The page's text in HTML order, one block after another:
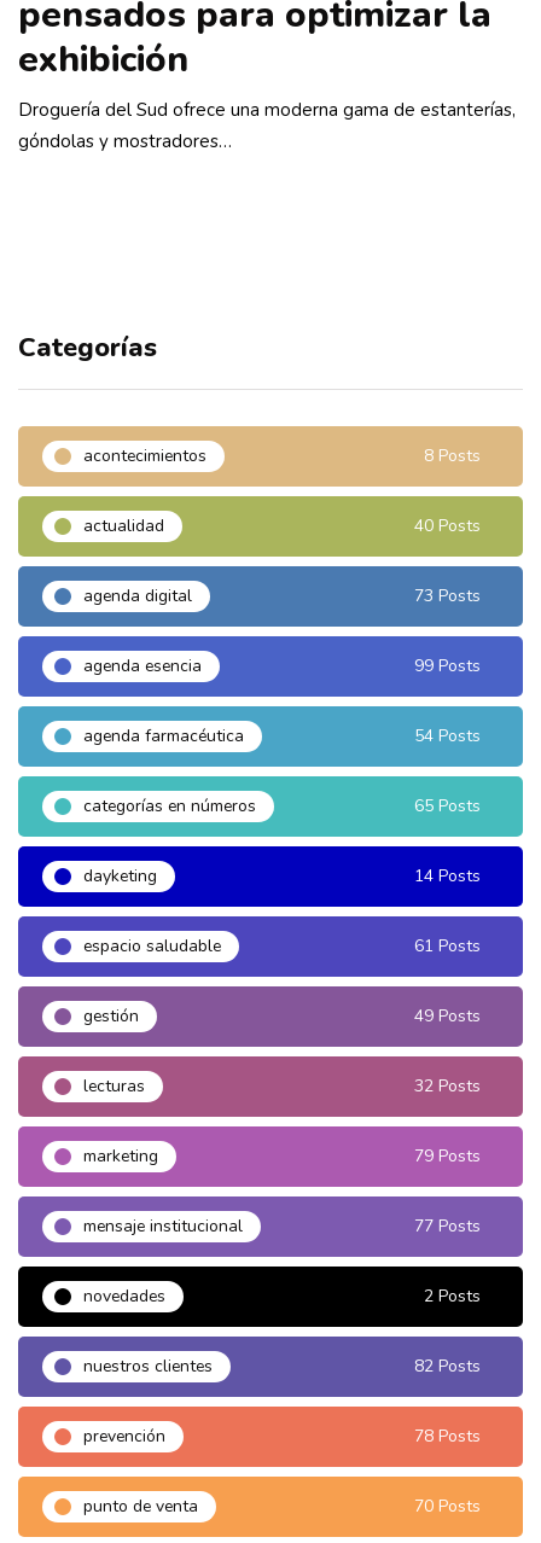
pensados para optimizar la
exhibición
Droguería del Sud ofrece una moderna gama de estanterías,
góndolas y mostradores…
Categorías
acontecimientos 8 Posts
actualidad 40 Posts
agenda digital 73 Posts
agenda esencia 99 Posts
agenda farmacéutica 54 Posts
categorías en números 65 Posts
dayketing 14 Posts
espacio saludable 61 Posts
gestión 49 Posts
lecturas 32 Posts
marketing 79 Posts
mensaje institucional 77 Posts
novedades 2 Posts
nuestros clientes 82 Posts
prevención 78 Posts
punto de venta 70 Posts